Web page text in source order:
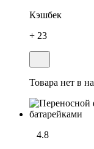
Кэшбек
+ 23
Товара нет в
4.8